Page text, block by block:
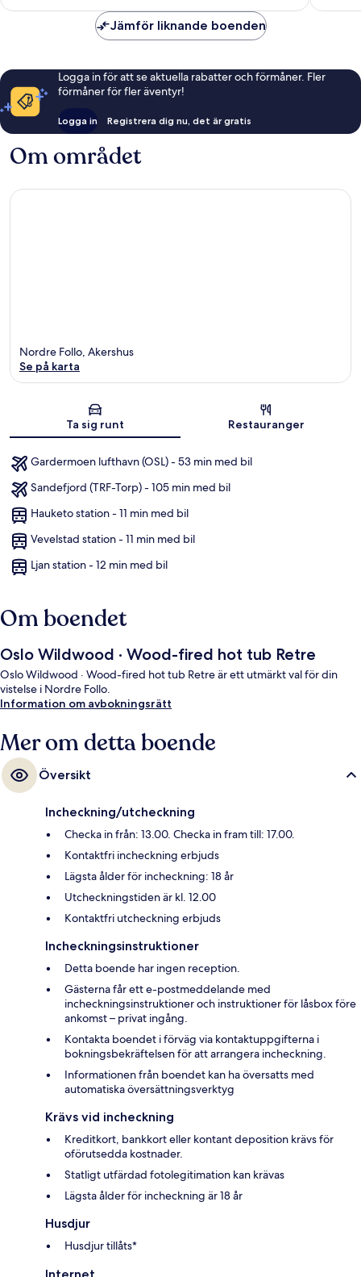
Jämför liknande boenden
Logga in för att se aktuella rabatter och förmåner. Fler
förmåner för fler äventyr!
Logga in Registrera dig nu, det är gratis
Om området
Nordre Follo, Akershus
Se på karta
Ta sig runt Restauranger
Gardermoen lufthavn (OSL) - 53 min med bil
Sandefjord (TRF-Torp) - 105 min med bil
Hauketo station - 11 min med bil
Vevelstad station - 11 min med bil
Ljan station - 12 min med bil
Om boendet
Oslo Wildwood · Wood-fired hot tub Retre
Oslo Wildwood · Wood-fired hot tub Retre är ett utmärkt val för din
vistelse i Nordre Follo.
Information om avbokningsrätt
Mer om detta boende
Översikt
Incheckning/utcheckning
Checka in från: 13.00. Checka in fram till: 17.00.
Kontaktfri incheckning erbjuds
Lägsta ålder för incheckning: 18 år
Utcheckningstiden är kl. 12.00
Kontaktfri utcheckning erbjuds
Incheckningsinstruktioner
Detta boende har ingen reception.
Gästerna får ett e-postmeddelande med
incheckningsinstruktioner och instruktioner för låsbox före
ankomst – privat ingång.
Kontakta boendet i förväg via kontaktuppgifterna i
bokningsbekräftelsen för att arrangera incheckning.
Informationen från boendet kan ha översatts med
automatiska översättningsverktyg
Krävs vid incheckning
Kreditkort, bankkort eller kontant deposition krävs för
oförutsedda kostnader.
Statligt utfärdad fotolegitimation kan krävas
Lägsta ålder för incheckning är 18 år
Husdjur
Husdjur tillåts*